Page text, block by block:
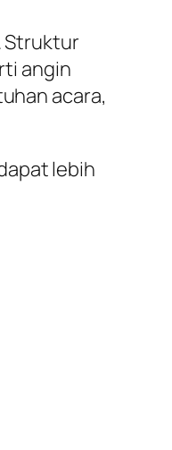
Struktur
angin
acara,
lebih